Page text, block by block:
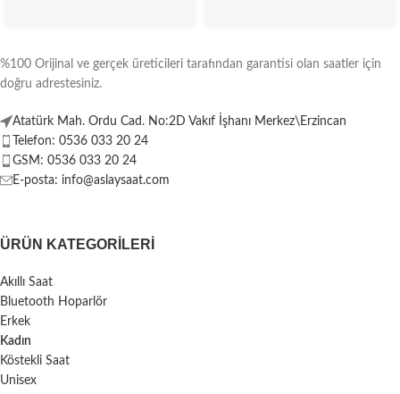
%100 Orijinal ve gerçek üreticileri tarafından garantisi olan saatler için
doğru adrestesiniz.
Atatürk Mah. Ordu Cad. No:2D Vakıf İşhanı Merkez\Erzincan
Telefon: 0536 033 20 24
GSM: 0536 033 20 24
E-posta: info@aslaysaat.com
ÜRÜN KATEGORILERI
Akıllı Saat
Bluetooth Hoparlör
Erkek
Kadın
Köstekli Saat
Unisex